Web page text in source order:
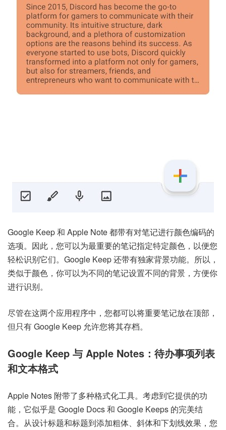
Google Keep 和 Apple Note 都带有对笔记进行颜色编码的
选项。因此，您可以为最重要的笔记指定特定颜色，以便您
轻松识别它们。Google Keep 还带有独家背景功能。所以，
类似于颜色，你可以为不同的笔记设置不同的背景，方便你
进行识别。
尽管在这两个应用程序中，您都可以将重要笔记放在顶部，
但只有 Google Keep 允许您将其存档。
Google Keep 与 Apple Notes：待办事项列表
和文本格式
Apple Notes 附带了多种格式化工具。考虑到它提供的功
能，它似乎是 Google Docs 和 Google Keeps 的完美结
合。从设计标题和标题到添加粗体、斜体和下划线效果，您